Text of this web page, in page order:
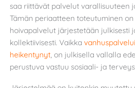
saa riittävät palvelut varallisuuteen
Tämän periaatteen toteutuminen
hoivapalvelut järjestetään julkisesti
kollektiivisesti. Vaikka
heikentynyt , on julkisella vallalla
perustuva vastuu sosiaali- ja